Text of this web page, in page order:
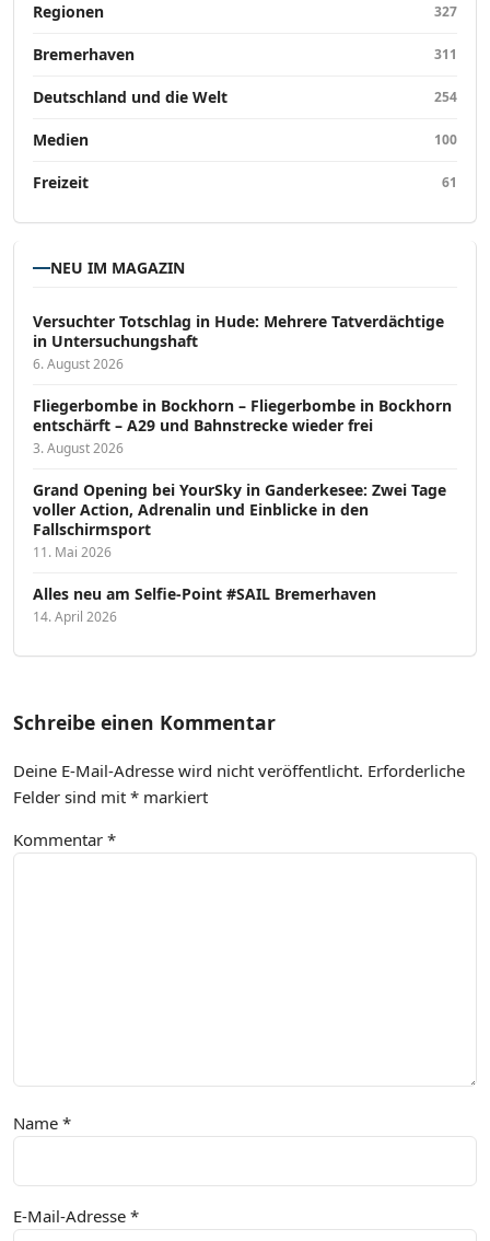
Regionen 327
Bremerhaven 311
Deutschland und die Welt 254
Medien 100
Freizeit 61
NEU IM MAGAZIN
Versucht­er Totschlag in Hude: Mehrere Tatverdächtige
in Untersuchungshaft
6. August 2026
Fliegerbombe in Bockhorn – Fliegerbombe in Bockhorn
entschärft – A29 und Bahnstrecke wieder frei
3. August 2026
Grand Opening bei YourSky in Ganderkesee: Zwei Tage
voller Action, Adrenalin und Einblicke in den
Fallschirmsport
11. Mai 2026
Alles neu am Selfie-Point #SAIL Bremerhaven
14. April 2026
Schreibe einen Kommentar
Deine E-Mail-Adresse wird nicht veröffentlicht. Erforderliche
Felder sind mit * markiert
Kommentar *
Name *
E-Mail-Adresse *